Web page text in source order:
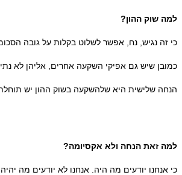
למה שוק ההון?
כי זה נגיש, נח, אפשר לשלוט בקלות על גובה
כמובן שיש גם אפיקי השקעה אחרים, אליהן לא
הנחה שלישית היא שלהשקעה בשוק ההון יש תוחלת
למה זאת הנחה ולא אקסיומה?
כי אנחנו יודעים מה היה. אנחנו לא יודעים מה יהיה.